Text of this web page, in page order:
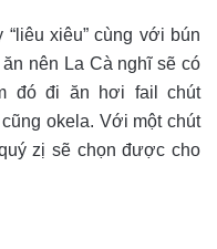
xiêu” cùng với bún
nên La Cà nghĩ sẽ có
đó đi ăn hơi fail chút
okela. Với một chút
zị sẽ chọn được cho